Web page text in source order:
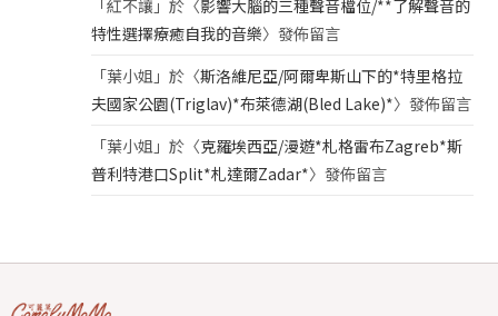
「紅不讓 」於〈影響大腦的三種聲音檔位/**了解聲音的
特性選擇療癒自我的音樂〉發佈留言
「葉小姐 」於〈斯洛維尼亞/阿爾卑斯山下的*特里格拉
夫國家公園(Triglav)*布萊德湖(Bled Lake)*〉發佈留言
「葉小姐 」於〈克羅埃西亞/漫遊*札格雷布Zagreb*斯
普利特港口Split*札達爾Zadar*〉發佈留言